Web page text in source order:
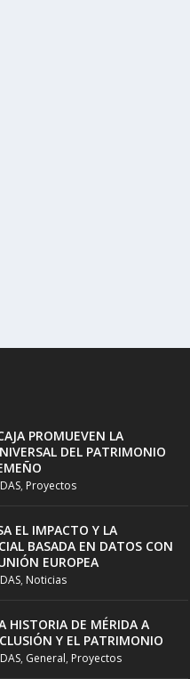
PROMUEVEN LA
DEL PATRIMONIO
, Proyectos
EL IMPACTO Y LA
BASADA EN DATOS CON
EUROPEA
, Noticias
HISTORIA DE MÉRIDA A
Y EL PATRIMONIO
, General, Proyectos